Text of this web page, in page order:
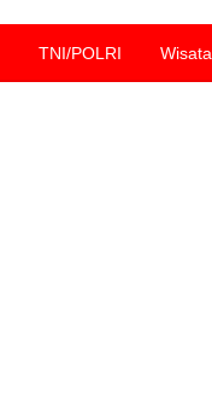
TNI/POLRI Wisata